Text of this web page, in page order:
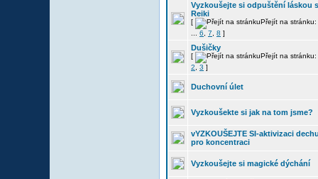
Vyzkoušejte si odpuštění láskou s
Reiki
[
Přejít na stránku:
6 7 8 ]
Dušičky
[
Přejít na stránku:
2
3 ]
Duchovní úlet
Vyzkoušekte si jak na tom jsme?
vYZKOUŠEJTE SI-aktivizaci
pro koncentraci
Vyzkoušejte si magické dýchání